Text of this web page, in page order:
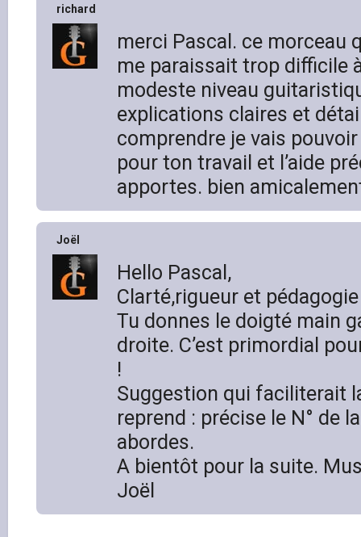
richard
merci Pascal. ce morceau
me paraissait trop difficile
modeste niveau
explications claires et
comprendre je vais
pour ton travail et l’aide
apportes. bien
Joël
Hello Pascal,
Clarté,rigueur et pédagogie
Tu donnes le doigté main
droite. C’est primordial
!
Suggestion qui faciliterait
reprend : précise le N° de
abordes.
A bientôt pour la suite.
Joël